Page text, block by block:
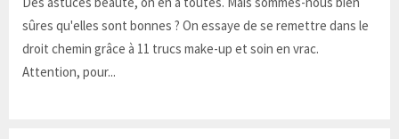
sûres qu'elles sont bonnes ? On essaye de se remettre dans le
droit chemin grâce à 11 trucs make-up et soin en vrac.
Attention, pour...